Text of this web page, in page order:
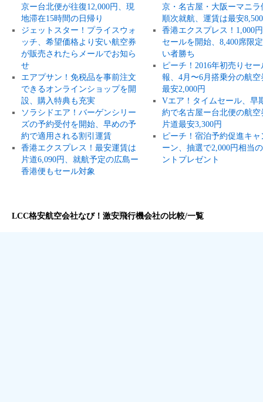
京ー台北便が往復12,000円、現
地滞在15時間の日帰り
ジェットスター！プライスウォ
ッチ、希望価格より安い航空券
が販売されたらメールでお知ら
せ
エアプサン！免税品を事前注文
できるオンラインショップを開
設、購入特典も充実
ソラシドエア！バーゲンシリー
ズの予約受付を開始、早めの予
約で適用される割引運賃
香港エクスプレス！最安運賃は
片道6,090円、就航予定の広島ー
香港便もセール対象
京・名古屋・大阪ーマニラ
順次就航、運賃は最安
香港エクスプレス！1,000
セールを開始、8,400席限
い者勝ち
ピーチ！2016年初売りセー
報、4月〜6月搭乗分の航空
最安2,000円
Vエア！タイムセール、早
約で名古屋ー台北便の航空
片道最安3,300円
ピーチ！宿泊予約促進キャ
ーン、抽選で2,000円相当
ントプレゼント
LCC格安航空会社なび！激安飛行機会社の比較/一覧